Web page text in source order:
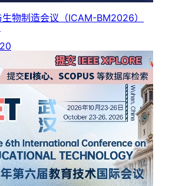
物制造会议 （ICAM-BM2026）